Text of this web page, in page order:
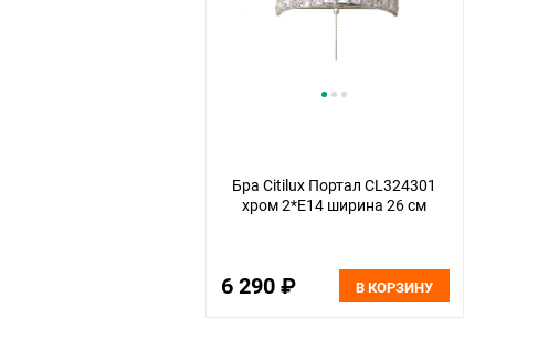
Бра Citilux Портал CL324301
хром 2*Е14 ширина 26 см
6 290 ₽ В КОРЗИНУ